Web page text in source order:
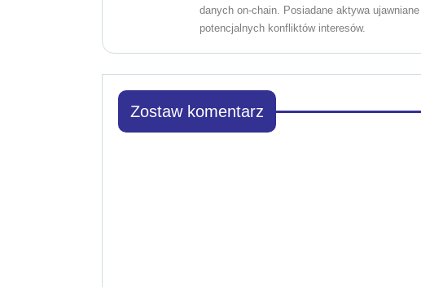
danych on-chain. Posiadane aktywa
potencjalnych konfliktów interesów.
Zostaw komentarz